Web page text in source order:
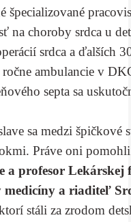
špecializované
na choroby srdca u
srdca a ďalších
ambulancie v
septa sa
sa medzi
Práve oni
a profesor
medicíny a riaditeľ
stáli za zrodom